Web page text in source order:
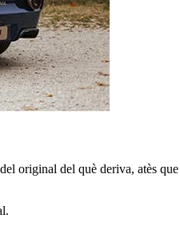
original del què deriva, atès